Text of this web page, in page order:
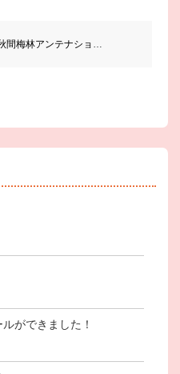
＼秋間梅林アンテナショップが期間限定OPEN‼︎／ »
ができました！